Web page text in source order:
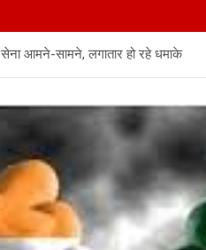
आमने-सामने, लगातार हो रहे धमाके